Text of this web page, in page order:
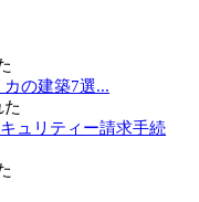
の建築7選...
ュリティー請求手続